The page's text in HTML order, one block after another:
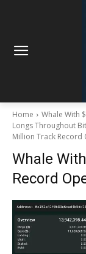
Home
Whale With
Longs Throughout
Million Track Record
Whale
Record